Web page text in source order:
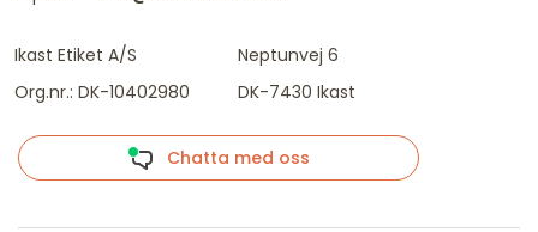
Ikast Etiket A/S
Org.nr.: DK-10402980
Neptunvej 6
DK-7430 Ikast
Chatta med oss